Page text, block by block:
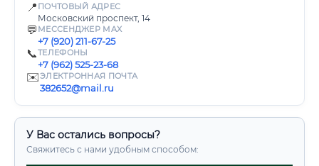
📍 ПОЧТОВЫЙ АДРЕС
Московский проспект, 14
💬 МЕССЕНДЖЕР MAX
+7 (920) 211-67-25
📞ТЕЛЕФОНЫ
+7 (962) 525-23-68
✉️ЭЛЕКТРОННАЯ ПОЧТА
382652@mail.ru
У Вас остались вопросы?
Свяжитесь с нами удобным способом: